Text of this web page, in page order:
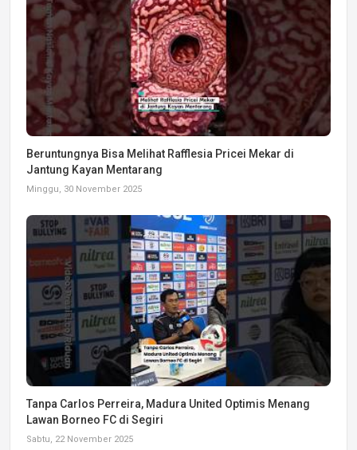
Beruntungnya Bisa Melihat Rafflesia Pricei Mekar di
Jantung Kayan Mentarang
Minggu, 30 November 2025
Tanpa Carlos Perreira, Madura United Optimis Menang
Lawan Borneo FC di Segiri
Sabtu, 22 November 2025